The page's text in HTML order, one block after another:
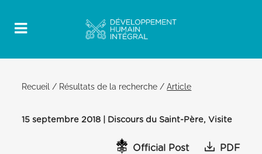
Recueil / Résultats de la recherche /Article
15 septembre 2018 | Discours du Saint-Père, Visite
Official Post PDF